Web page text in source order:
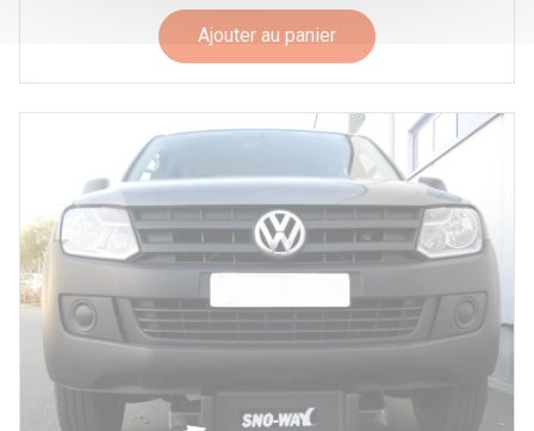
Ajouter au panier